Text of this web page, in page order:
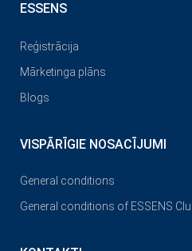
ESSENS
Reģistrācija
Mārketinga plāns
Blogs
VISPĀRĪGIE NOSACĪJUMI
General conditions
General conditions of ESSENS